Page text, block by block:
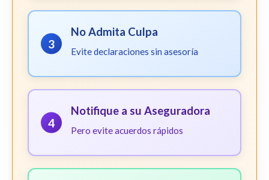
3
No Admita Culpa
Evite declaraciones sin asesoría
4
Notifique a su Aseguradora
Pero evite acuerdos rápidos